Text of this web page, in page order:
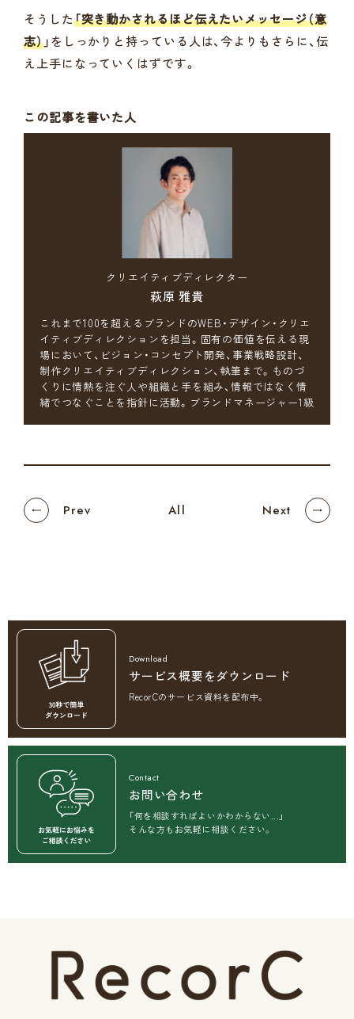
そうした「突き動かされるほど伝えたいメッセージ（意
志）」をしっかりと持っている人は、今よりもさらに、伝
え上手になっていくはずです。
この記事を書いた人
クリエイティブディレクター
萩原 雅貴
これまで100を超えるブランドのWEB・デザイン・クリエ
イティブディレクションを担当。固有の価値を伝える現
場において、ビジョン・コンセプト開発、事業戦略設計、
制作クリエイティブディレクション、執筆まで。ものづ
くりに情熱を注ぐ人や組織と手を組み、情報ではなく情
緒でつなぐことを指針に活動。ブランドマネージャー1級
Prev All Next
サービス概要をダウンロード
RecorCのサービス資料を配布中。
お問い合わせ
「何を相談すればよいかわからない...」
そんな方もお気軽に相談ください。